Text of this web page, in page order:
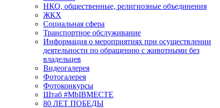
НКО, общественные, религиозные объединения
ЖКХ
Социальная сфера
Транспортное обслуживание
Информация о мероприятиях при осуществлении
деятельности по обращению с животными без
владельцев
Видеогалерея
Фотогалерея
Фотоконкурсы
Штаб #MbIBMECTE
80 ЛЕТ ПОБЕДЫ